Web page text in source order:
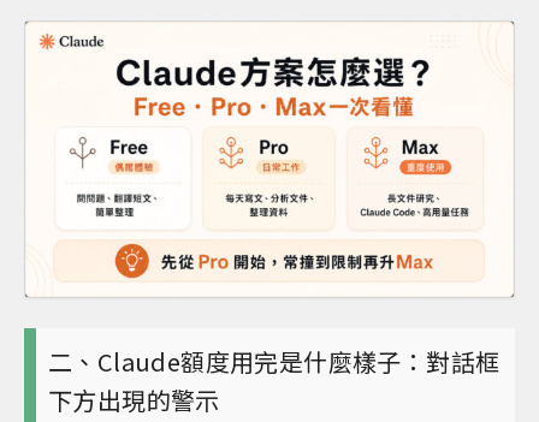
二、Claude額度用完是什麼樣子：對話框
下方出現的警示